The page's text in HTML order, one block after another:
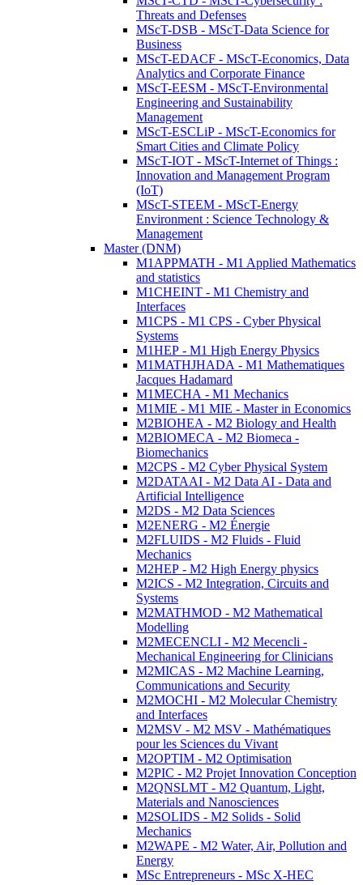
Threats and Defenses
MScT-DSB - MScT-Data Science for
Business
MScT-EDACF - MScT-Economics, Data
Analytics and Corporate Finance
MScT-EESM - MScT-Environmental
Engineering and Sustainability
Management
MScT-ESCLiP - MScT-Economics for
Smart Cities and Climate Policy
MScT-IOT - MScT-Internet of Things :
Innovation and Management Program
(IoT)
MScT-STEEM - MScT-Energy
Environment : Science Technology &
Management
Master (DNM)
M1APPMATH - M1 Applied Mathematics
and statistics
M1CHEINT - M1 Chemistry and
Interfaces
M1CPS - M1 CPS - Cyber Physical
Systems
M1HEP - M1 High Energy Physics
M1MATHJHADA - M1 Mathematiques
Jacques Hadamard
M1MECHA - M1 Mechanics
M1MIE - M1 MIE - Master in Economics
M2BIOHEA - M2 Biology and Health
M2BIOMECA - M2 Biomeca -
Biomechanics
M2CPS - M2 Cyber Physical System
M2DATAAI - M2 Data AI - Data and
Artificial Intelligence
M2DS - M2 Data Sciences
M2ENERG - M2 Énergie
M2FLUIDS - M2 Fluids - Fluid
Mechanics
M2HEP - M2 High Energy physics
M2ICS - M2 Integration, Circuits and
Systems
M2MATHMOD - M2 Mathematical
Modelling
M2MECENCLI - M2 Mecencli -
Mechanical Engineering for Clinicians
M2MICAS - M2 Machine Learning,
Communications and Security
M2MOCHI - M2 Molecular Chemistry
and Interfaces
M2MSV - M2 MSV - Mathématiques
pour les Sciences du Vivant
M2OPTIM - M2 Optimisation
M2PIC - M2 Projet Innovation Conception
M2QNSLMT - M2 Quantum, Light,
Materials and Nanosciences
M2SOLIDS - M2 Solids - Solid
Mechanics
M2WAPE - M2 Water, Air, Pollution and
Energy
MSc Entrepreneurs - MSc X-HEC